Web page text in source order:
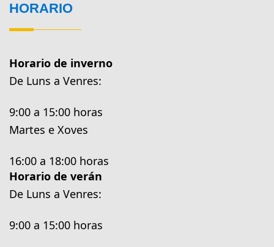
HORARIO
Horario de inverno
De Luns a Venres:
9:00 a 15:00 horas
Martes e Xoves
16:00 a 18:00 horas
Horario de verán
De Luns a Venres:
9:00 a 15:00 horas